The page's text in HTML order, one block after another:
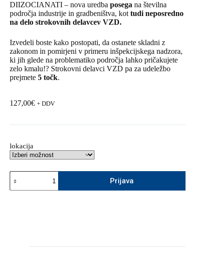
DIIZOCIANATI – nova uredba posega na številna
področja industrije in gradbeništva, kot tudi neposredno
na delo strokovnih delavcev VZD.
Izvedeli boste kako postopati, da ostanete skladni z
zakonom in pomirjeni v primeru inšpekcijskega nadzora,
ki jih glede na problematiko področja lahko pričakujete
zelo kmalu!? Strokovni delavci VZD pa za udeležbo
prejmete 5 točk.
127,00€ + DDV
lokacija
Seminar:
Nova
uredba
obveznosti
Prijava